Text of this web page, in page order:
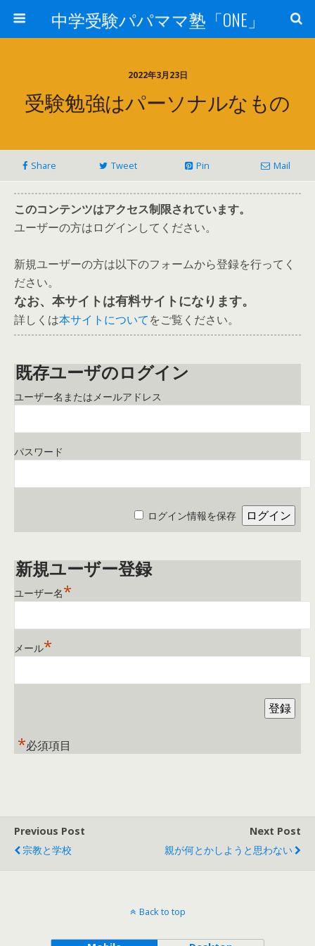
中学受験パパママ塾「ONE」
2022年3月23日
受験勉強はパーソナルなもの
Share Tweet Pin Mail
このコンテンツはアクセス制限されています。
ユーザーの方はログインしてください。
新規ユーザーの方は以下のフォームから登録を行ってく
ださい。
なお、本サイトは有料サイトになります。
詳しくは本サイトについてをご覧ください。
既存ユーザのログイン
ユーザー名またはメールアドレス
パスワード
ログイン情報を保存
新規ユーザー登録
ユーザー名*
メール*
*必須項目
Previous Post
宗教と学校
Next Post
親が何とかしようと思わない
Back to top